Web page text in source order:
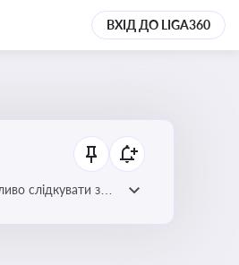
ВХІД ДО LIGA360
слідкувати за